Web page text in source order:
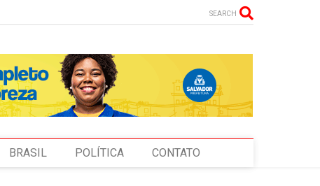
SEARCH
BRASIL POLÍTICA CONTATO